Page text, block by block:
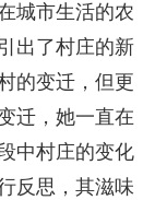
城市生活的农
出了村庄的新
的变迁，但更
迁，她一直在
中村庄的变化
反思，其滋味